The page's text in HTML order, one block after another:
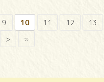
9 10 11 12
13
> »